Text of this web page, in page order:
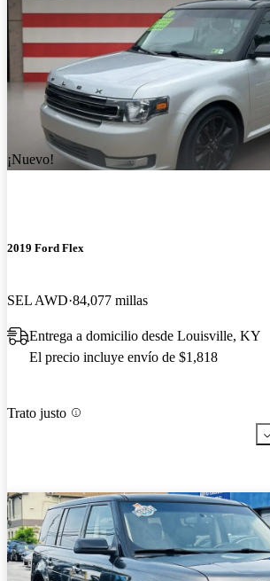
¡Nuevo!
2019 Ford Flex
SEL AWD 84,077 millas
Entrega a domicilio desde Louisville, KY
El precio incluye envío de $1,818
Trato justo